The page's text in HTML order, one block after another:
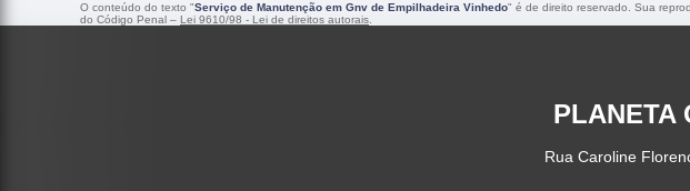
O conteúdo do texto "Serviço de Manutenção em Gnv de Empilhadeira Vinhedo" é de direito reservado. Sua
do Código Penal – Lei 9610/98 - Lei de direitos autorais.
PLANETA
Rua Caroline